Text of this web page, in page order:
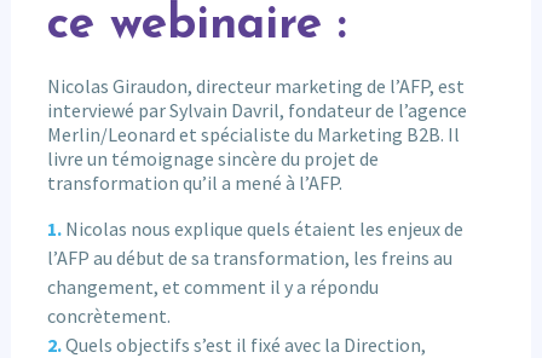
ce webinaire :
Nicolas Giraudon, directeur marketing de l’AFP, est
interviewé par Sylvain Davril, fondateur de l’agence
Merlin/Leonard et spécialiste du Marketing B2B. Il
livre un témoignage sincère du projet de
transformation qu’il a mené à l’AFP.
Nicolas nous explique quels étaient les enjeux de
l’AFP au début de sa transformation, les freins au
changement, et comment il y a répondu
concrètement.
Quels objectifs s’est il fixé avec la Direction,